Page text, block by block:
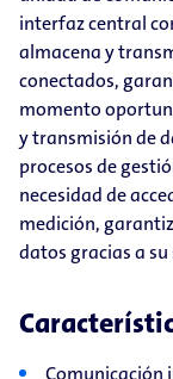
interfaz central
almacena y
conectados,
momento
y transmisión de
procesos de
necesidad de
medición,
datos gracias a
Comunicación